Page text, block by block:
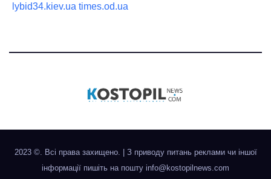
lybid34.kiev.ua times.od.ua
2023 ©. Всі права захищено.
З приводу питань реклами чи іншої
інформації пишіть на пошту info@kostopilnews.com